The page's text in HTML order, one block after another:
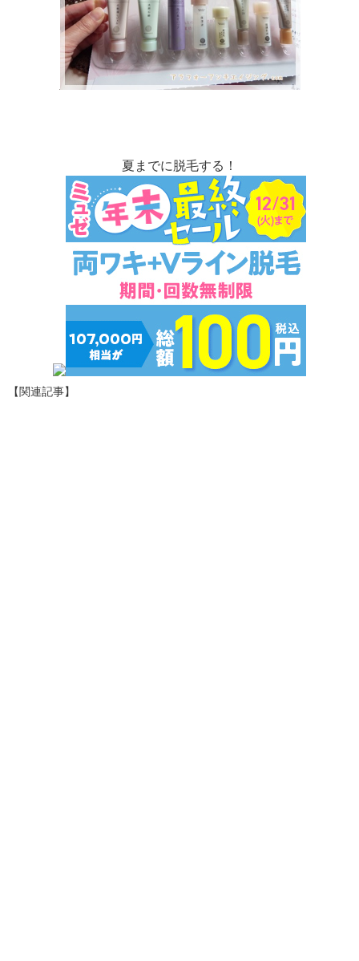
夏までに脱毛する！
【関連記事】